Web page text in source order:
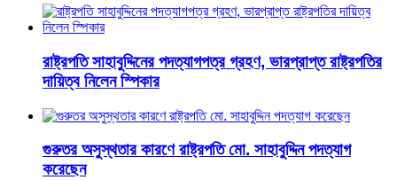
রাষ্ট্রপতি সাহাবুদ্দিনের পদত্যাগপত্র গ্রহণ, ভারপ্রাপ্ত রাষ্ট্রপতির
দায়িত্ব নিলেন স্পিকার
গুরুতর অসুস্থতার কারণে রাষ্ট্রপতি মো. সাহাবুদ্দিন পদত্যাগ
করেছেন